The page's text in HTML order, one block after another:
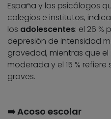
España y los psicólogos
colegios e institutos,
los adolescentes: el 26 %
depresión de intensidad
gravedad, mientras que el
moderada y el 15 %
graves.
➡️ Acoso escolar